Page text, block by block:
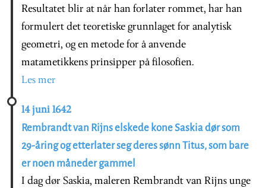
Resultatet blir at når han forlater rommet, har han
formulert det teoretiske grunnlaget for analytisk
geometri, og en metode for å anvende
matametikkens prinsipper på filosofien.
Les mer
14 juni 1642
Rembrandt van Rijns elskede kone Saskia dør som
29-åring og etterlater seg deres sønn Titus, som bare
er noen måneder gammel
I dag dør Saskia, maleren Rembrandt van Rijns unge